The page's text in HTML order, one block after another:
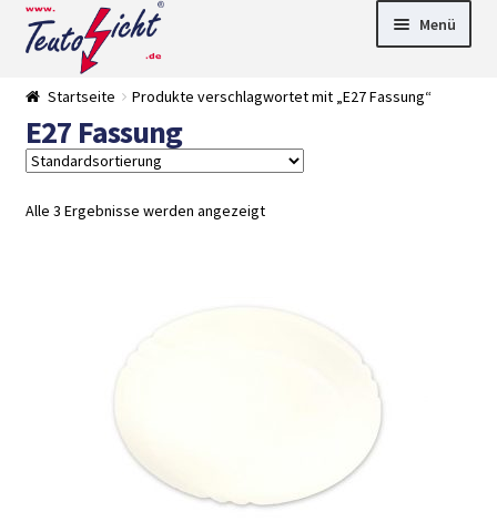
Zur
Navigation
springen
Springe
zum
Menü
►
Startseite Produkte verschlagwortet mit „E27 Fassung“
E27 Fassung
Alle 3 Ergebnisse werden angezeigt